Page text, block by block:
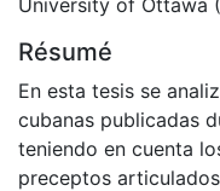
Résumé
En esta tesis se
cubanas publicadas
teniendo en cuenta
preceptos